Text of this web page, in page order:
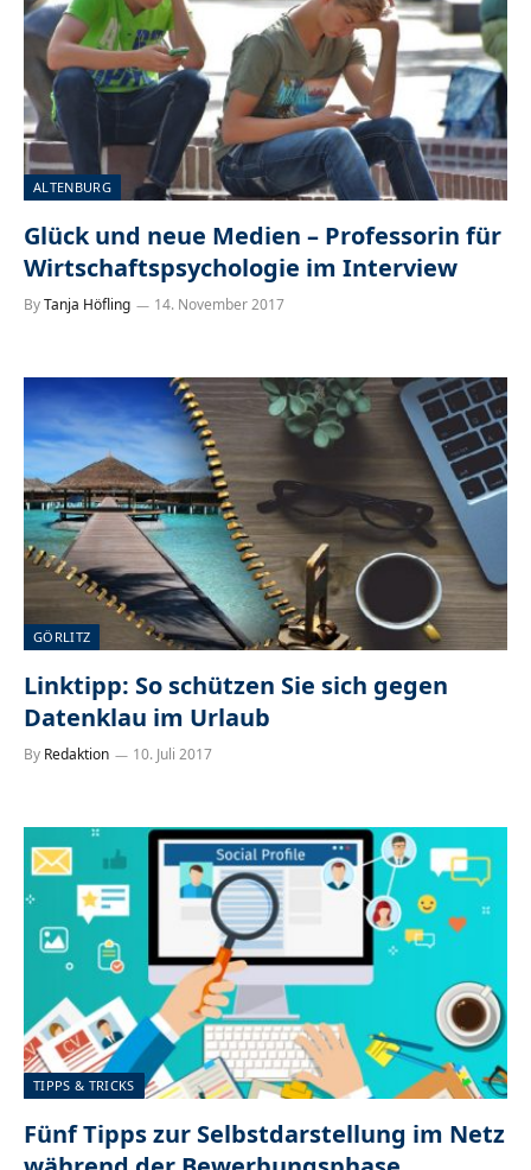
ALTENBURG
Glück und neue Medien – Professorin für
Wirtschaftspsychologie im Interview
ByTanja Höfling 14. November 2017
GÖRLITZ
Linktipp: So schützen Sie sich gegen
Datenklau im Urlaub
By Redaktion 10. Juli 2017
TIPPS & TRICKS
Fünf Tipps zur Selbstdarstellung im Netz